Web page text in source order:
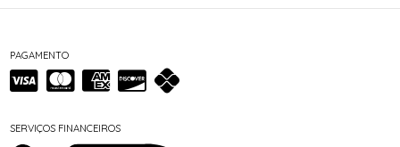
PAGAMENTO
SERVIÇOS FINANCEIROS